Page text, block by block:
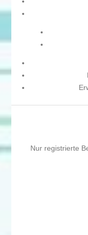
Nur registrierte